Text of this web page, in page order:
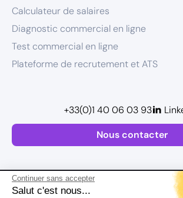
Continuer sans accepter
Salut c'est nous...
Calculateur de salaires
Diagnostic commercial en ligne
Test commercial en ligne
Plateforme de recrutement et ATS
Nous contacter
+33(0)1 40 06 03 93